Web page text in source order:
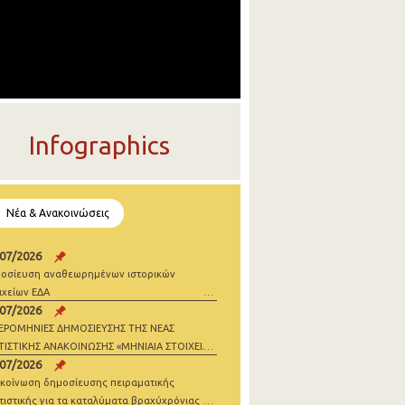
Infographics
Νέα & Ανακοινώσεις
2026
αναθεωρημένων ιστορικών
ΕΔΑ
2026
ΔΗΜΟΣΙΕΥΣΗΣ ΤΗΣ ΝΕΑΣ
ΑΝΑΚΟΙΝΩΣΗΣ «ΜΗΝΙΑΙΑ ΣΤΟΙΧΕΙΑ
2026
2026
δημοσίευσης πειραματικής
για τα καταλύματα βραχύχρόνιας